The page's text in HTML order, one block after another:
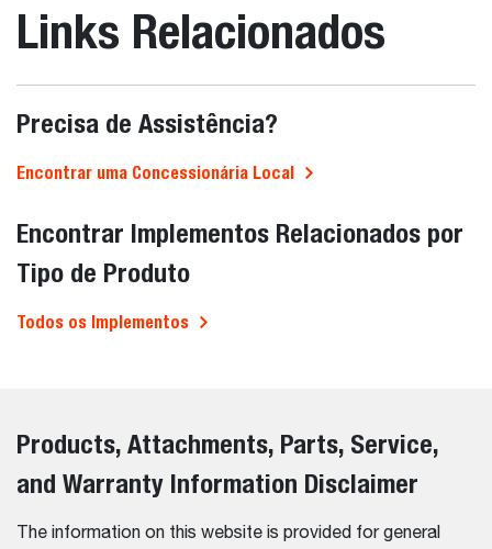
Links Relacionados
Precisa de Assistência?
Encontrar uma Concessionária Local
Encontrar Implementos Relacionados por
Tipo de Produto
Todos os Implementos
Products, Attachments, Parts, Service,
and Warranty Information Disclaimer
The information on this website is provided for general